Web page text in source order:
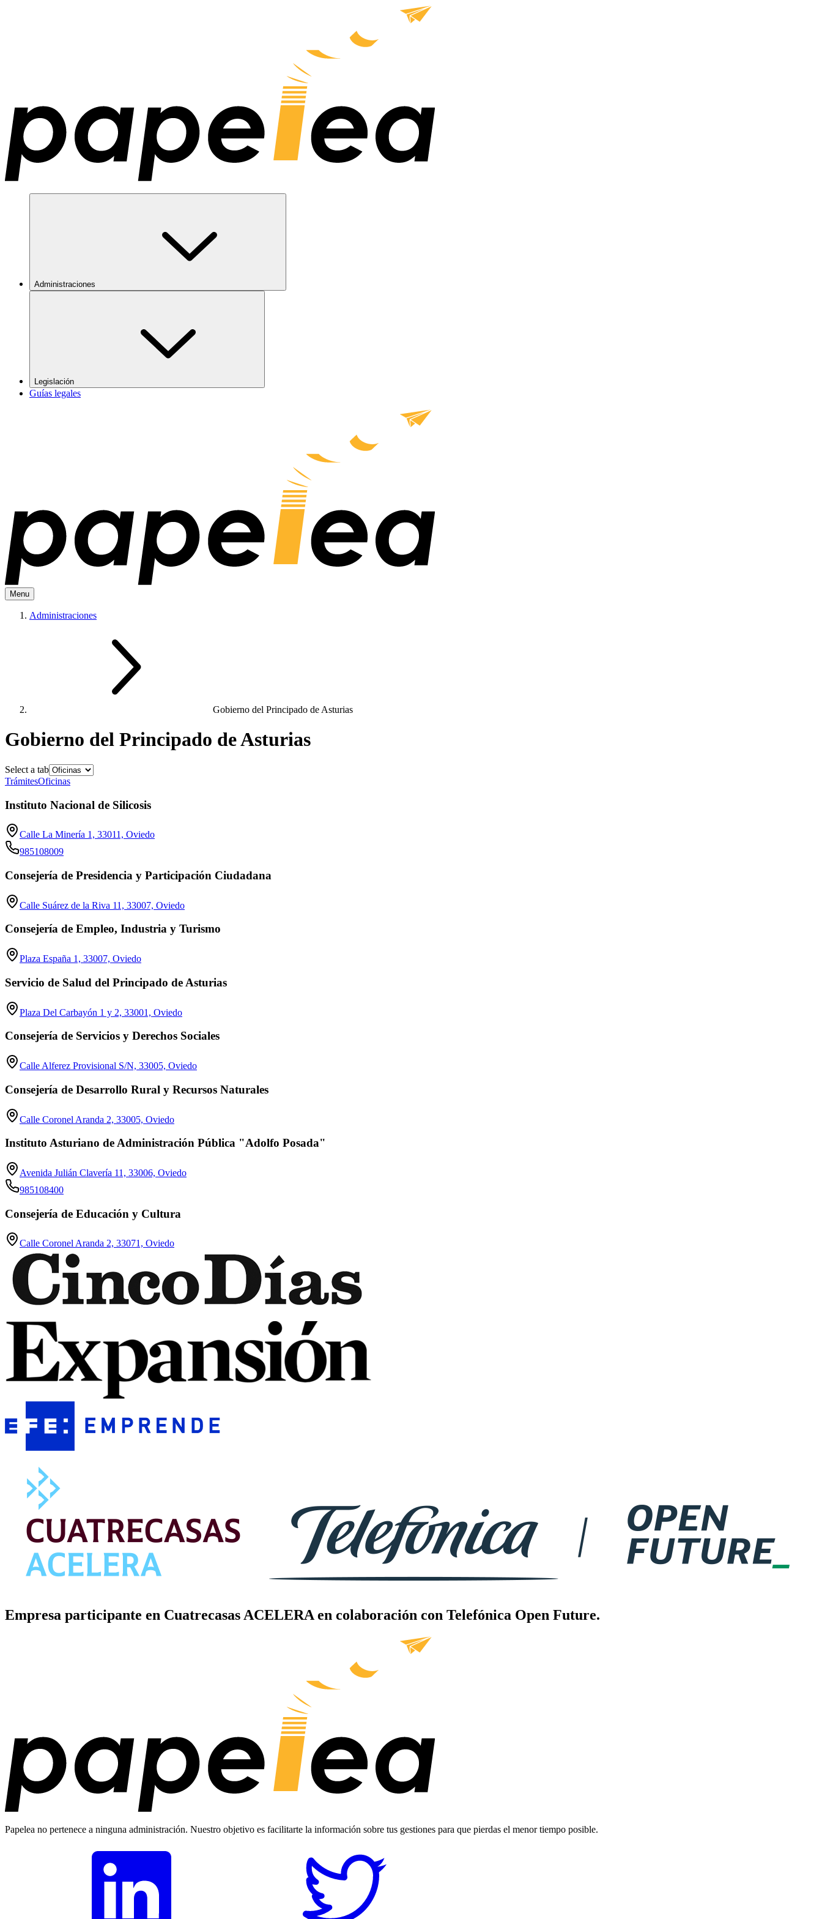
Administraciones
Legislación
Guías legales
Menu
Administraciones
Gobierno del Principado de Asturias
Gobierno del Principado de Asturias
Select a tab
TrámitesOficinas
Instituto Nacional de Silicosis
Calle La Minería 1, 33011, Oviedo
985108009
Consejería de Presidencia y Participación Ciudadana
Calle Suárez de la Riva 11, 33007, Oviedo
Consejería de Empleo, Industria y Turismo
Plaza España 1, 33007, Oviedo
Servicio de Salud del Principado de Asturias
Plaza Del Carbayón 1 y 2, 33001, Oviedo
Consejería de Servicios y Derechos Sociales
Calle Alferez Provisional S/N, 33005, Oviedo
Consejería de Desarrollo Rural y Recursos Naturales
Calle Coronel Aranda 2, 33005, Oviedo
Instituto Asturiano de Administración Pública "Adolfo Posada"
Avenida Julián Clavería 11, 33006, Oviedo
985108400
Consejería de Educación y Cultura
Calle Coronel Aranda 2, 33071, Oviedo
Empresa participante en Cuatrecasas ACELERA en colaboración con Telefónica Open Future.
Papelea no pertenece a ninguna administración. Nuestro objetivo es facilitarte la información sobre tus gestiones para que pierdas el menor tiempo posible.